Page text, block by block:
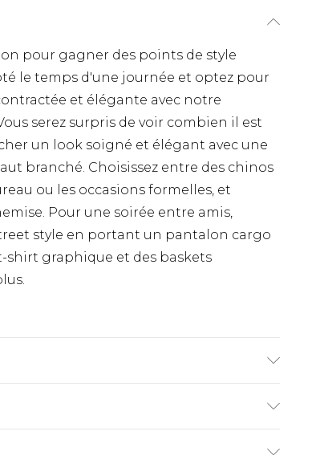
pour gagner des points de style
le temps d'une journée et optez pour
et élégante avec notre
serez surpris de voir combien il est
un look soigné et élégant avec une
branché. Choisissez entre des chinos
ou les occasions formelles, et
Pour une soirée entre amis,
style en portant un pantalon cargo
shirt graphique et des baskets
€9.99